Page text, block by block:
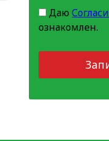
Даю
ознакомлен.